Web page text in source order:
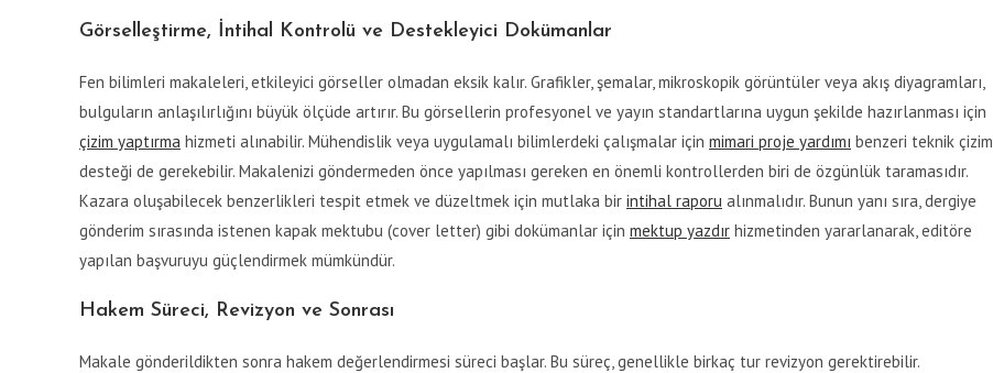
Görselleştirme, İntihal Kontrolü ve Destekleyici Dokümanlar
Fen bilimleri makaleleri, etkileyici görseller olmadan eksik kalır. Grafikler, şemalar, mikroskopik görüntüler veya akış diyagramları,
bulguların anlaşılırlığını büyük ölçüde artırır. Bu görsellerin profesyonel ve yayın standartlarına uygun şekilde hazırlanması için
çizim yaptırma hizmeti alınabilir. Mühendislik veya uygulamalı bilimlerdeki çalışmalar için mimari proje yardımı benzeri teknik çizim
desteği de gerekebilir. Makalenizi göndermeden önce yapılması gereken en önemli kontrollerden biri de özgünlük taramasıdır.
Kazara oluşabilecek benzerlikleri tespit etmek ve düzeltmek için mutlaka bir intihal raporu alınmalıdır. Bunun yanı sıra, dergiye
gönderim sırasında istenen kapak mektubu (cover letter) gibi dokümanlar için mektup yazdır hizmetinden yararlanarak, editöre
yapılan başvuruyu güçlendirmek mümkündür.
Hakem Süreci, Revizyon ve Sonrası
Makale gönderildikten sonra hakem değerlendirmesi süreci başlar. Bu süreç, genellikle birkaç tur revizyon gerektirebilir.